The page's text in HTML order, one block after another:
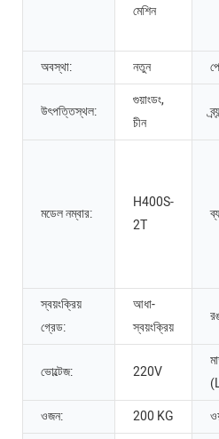
মেশিন
অবস্থা:
নতুন
উৎপত্তিস্থল:
গুয়াংডং,
চীন
মডেল নম্বার:
H400S-
2T
স্বয়ংক্রিয়
গ্রেড:
আধা-
স্বয়ংক্রিয়
ভোল্টেজ: 220V
ওজন:
200 KG